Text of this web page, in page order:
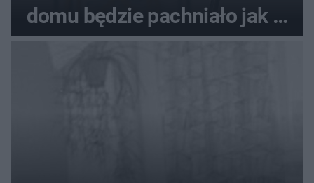
domu będzie pachniało jak w
hotelu